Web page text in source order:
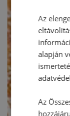
Az
alapján
Az